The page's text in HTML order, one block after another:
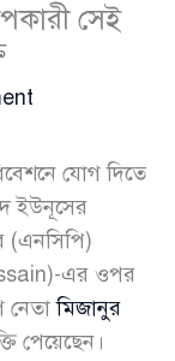
সেই
যোগ দিতে
ইউনূসের
(এনসিপি)
এর ওপর
নেতামিজানুর
পেয়েছেন।